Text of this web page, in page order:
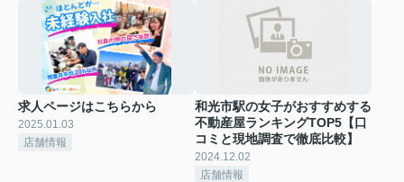
求人ページはこちらから
2025.01.03
店舗情報
和光市駅の女子がおすすめする
不動産屋ランキングTOP5【口
コミと現地調査で徹底比較】
2024.12.02
店舗情報